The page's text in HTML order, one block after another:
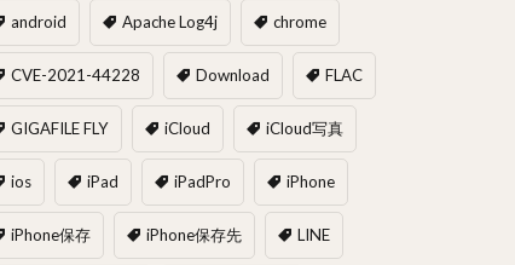
android Apache Log4j chrome
CVE-2021-44228 Download FLAC
GIGAFILE FLY iCloud iCloud写真
ios iPad iPadPro iPhone
iPhone保存 iPhone保存先 LINE